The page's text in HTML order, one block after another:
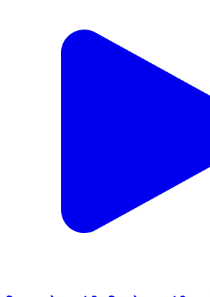
शिकायत लेकर पहुंची महिला ने लगाए गंभीर
न होने का दावा प्रयागराज में महिला ने पुलिस